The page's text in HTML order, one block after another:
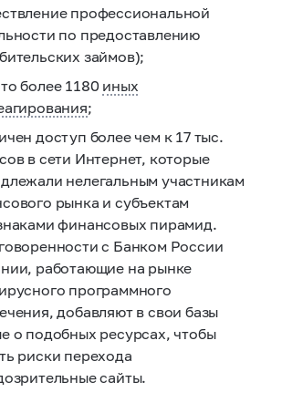
профессиональной
по предоставлению
займов);
более 1180 иных
;
доступ более чем к 17 тыс.
в сети Интернет, которые
нелегальным участникам
рынка и субъектам
финансовых пирамид.
с Банком России
работающие на рынке
программного
добавляют в свои базы
о подобных ресурсах, чтобы
риски перехода
сайты.